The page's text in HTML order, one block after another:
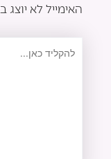
האימייל לא יוצג
להקליד